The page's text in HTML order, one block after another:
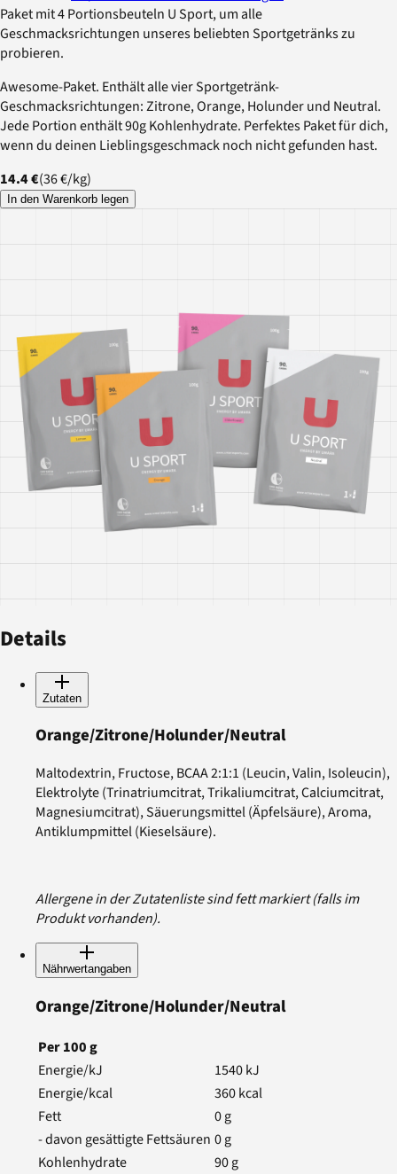
Paket mit 4 Portionsbeuteln U Sport, um alle
Geschmacksrichtungen unseres beliebten Sportgetränks zu
probieren.
Awesome-Paket. Enthält alle vier Sportgetränk-
Geschmacksrichtungen: Zitrone, Orange, Holunder und Neutral.
Jede Portion enthält 90g Kohlenhydrate. Perfektes Paket für dich,
wenn du deinen Lieblingsgeschmack noch nicht gefunden hast.
14.4 €(36 €/kg)
In den Warenkorb legen
Details
Zutaten
Orange/Zitrone/Holunder/Neutral
Maltodextrin, Fructose, BCAA 2:1:1 (Leucin, Valin, Isoleucin),
Elektrolyte (Trinatriumcitrat, Trikaliumcitrat, Calciumcitrat,
Magnesiumcitrat), Säuerungsmittel (Äpfelsäure), Aroma,
Antiklumpmittel (Kieselsäure).
Allergene in der Zutatenliste sind fett markiert (falls im
Produkt vorhanden).
Nährwertangaben
Orange/Zitrone/Holunder/Neutral
Per100g
Energie/kJ
1540kJ
Energie/kcal
360kcal
Fett
0g
- davon gesättigte Fettsäuren 0g
Kohlenhydrate
90g